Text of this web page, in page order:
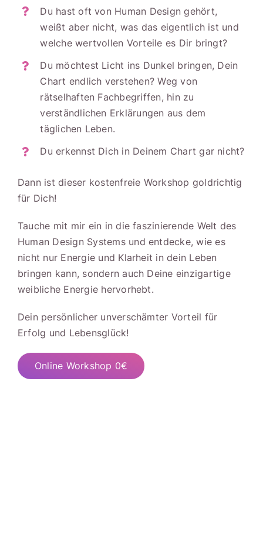
Du hast oft von Human Design gehört,
weißt aber nicht, was das eigentlich ist und
welche wertvollen Vorteile es Dir bringt?
Du möchtest Licht ins Dunkel bringen, Dein
Chart endlich verstehen? Weg von
rätselhaften Fachbegriffen, hin zu
verständlichen Erklärungen aus dem
täglichen Leben.
Du erkennst Dich in Deinem Chart gar nicht?
Dann ist dieser kostenfreie Workshop goldrichtig
für Dich!
Tauche mit mir ein in die faszinierende Welt des
Human Design Systems und entdecke, wie es
nicht nur Energie und Klarheit in dein Leben
bringen kann, sondern auch Deine einzigartige
weibliche Energie hervorhebt.
Dein persönlicher unverschämter Vorteil für
Erfolg und Lebensglück!
Online Workshop 0€